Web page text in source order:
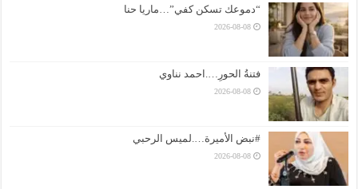
“دموعك تسكن كفي”…ماريا حنا
2026-08-08
فتنةُ الحورِ….احمد نناوي
2026-08-08
#نبض الأميرة….لميس الرحبي
2026-08-08